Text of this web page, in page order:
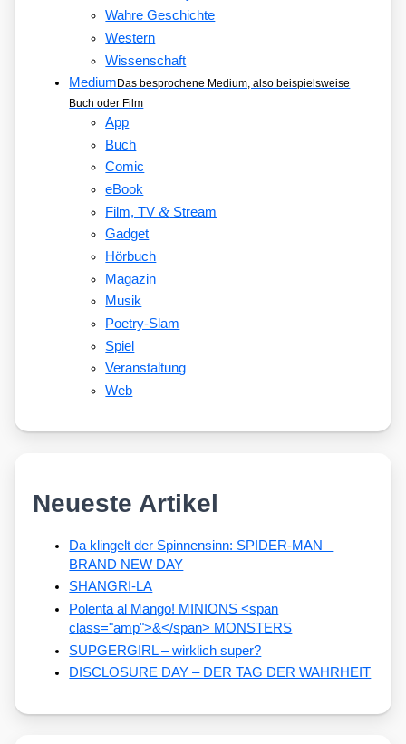
Wahre Geschichte
Western
Wissenschaft
Medium Das besprochene Medium, also beispielsweise
Buch oder Film
App
Buch
Comic
eBook
Film, TV&Stream
Gadget
Hörbuch
Magazin
Musik
Poetry-Slam
Spiel
Veranstaltung
Web
Neueste Artikel
Da klingelt der Spinnensinn: SPIDER-MAN –
BRAND NEW DAY
SHANGRI-LA
Polenta al Mango! MINIONS <span
class="amp">&</span> MONSTERS
SUPGERGIRL – wirklich super?
DISCLOSURE DAY – DER TAG DER WAHRHEIT